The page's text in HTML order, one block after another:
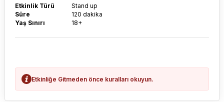
Etkinlik Türü
Stand up
Süre
120 dakika
Yaş Sınırı
18+
Etkinliğe Gitmeden önce kuralları okuyun.